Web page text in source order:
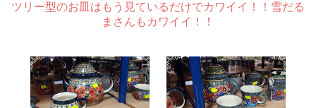
ツリー型のお皿はもう見ているだけでカワイイ！！雪だる
まさんもカワイイ！！